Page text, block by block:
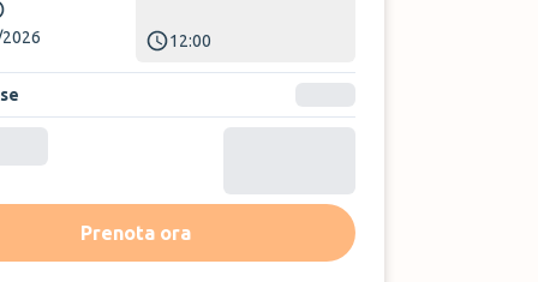
12:00
Prenota ora
Ultime recensioni